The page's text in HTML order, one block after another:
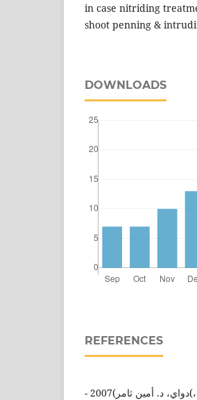
in case nitriding
shoot penning &
DOWNLOADS
REFERENCES
- دواي، د. أمين ثامر)2007(، "دراسة تأثير درجة حرارة المعاملات الحرارية على الخواص